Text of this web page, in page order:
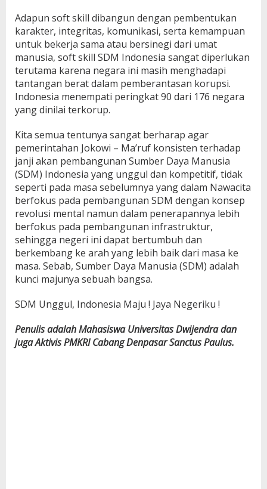
Adapun soft skill dibangun dengan pembentukan
karakter, integritas, komunikasi, serta kemampuan
untuk bekerja sama atau bersinegi dari umat
manusia, soft skill SDM Indonesia sangat diperlukan
terutama karena negara ini masih menghadapi
tantangan berat dalam pemberantasan korupsi.
Indonesia menempati peringkat 90 dari 176 negara
yang dinilai terkorup.
Kita semua tentunya sangat berharap agar
pemerintahan Jokowi – Ma’ruf konsisten terhadap
janji akan pembangunan Sumber Daya Manusia
(SDM) Indonesia yang unggul dan kompetitif, tidak
seperti pada masa sebelumnya yang dalam Nawacita
berfokus pada pembangunan SDM dengan konsep
revolusi mental namun dalam penerapannya lebih
berfokus pada pembangunan infrastruktur,
sehingga negeri ini dapat bertumbuh dan
berkembang ke arah yang lebih baik dari masa ke
masa. Sebab, Sumber Daya Manusia (SDM) adalah
kunci majunya sebuah bangsa.
SDM Unggul, Indonesia Maju ! Jaya Negeriku !
Penulis adalah Mahasiswa Universitas Dwijendra dan
juga Aktivis PMKRI Cabang Denpasar Sanctus Paulus.